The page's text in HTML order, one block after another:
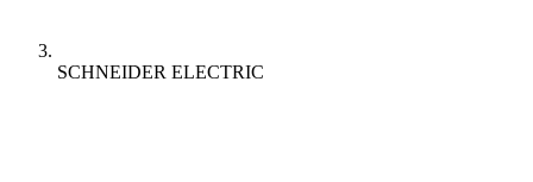
SCHNEIDER ELECTRIC